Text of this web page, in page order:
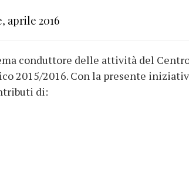
, aprile 2016
conduttore delle attività del
2015/2016. Con la presente
di: